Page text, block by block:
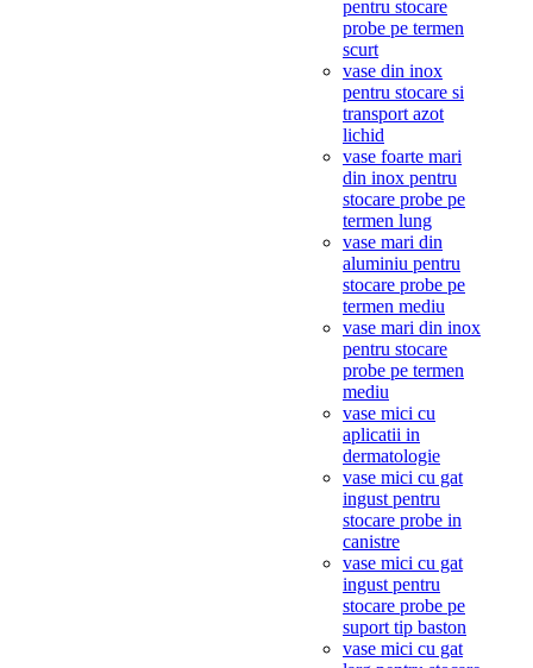
pentru stocare
probe pe termen
scurt
vase din inox
pentru stocare si
transport azot
lichid
vase foarte mari
din inox pentru
stocare probe pe
termen lung
vase mari din
aluminiu pentru
stocare probe pe
termen mediu
vase mari din inox
pentru stocare
probe pe termen
mediu
vase mici cu
aplicatii in
dermatologie
vase mici cu gat
ingust pentru
stocare probe in
canistre
vase mici cu gat
ingust pentru
stocare probe pe
suport tip baston
vase mici cu gat